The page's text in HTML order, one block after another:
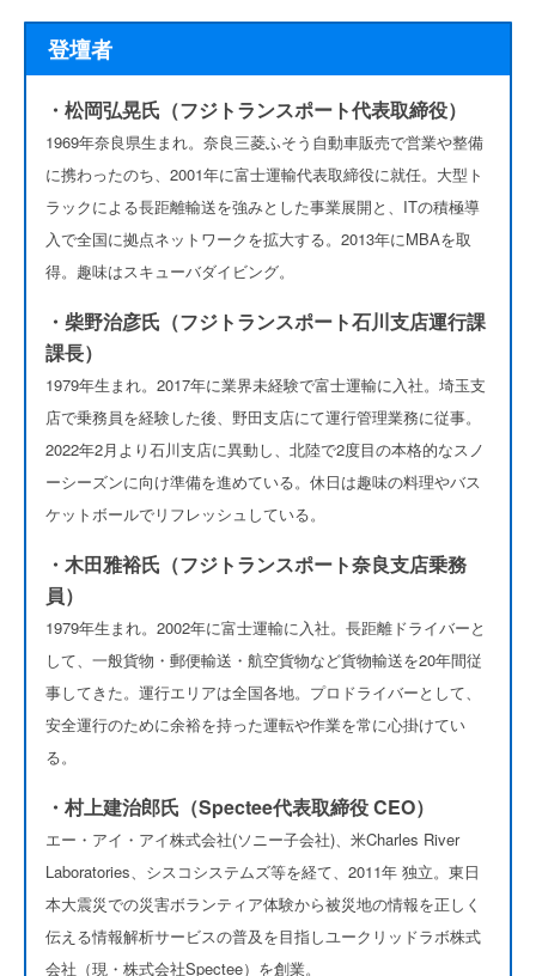
登壇者
・松岡弘晃氏（フジトランスポート代表取締役）
1969年奈良県生まれ。奈良三菱ふそう自動車販売で営業や整備
に携わったのち、2001年に富士運輸代表取締役に就任。大型ト
ラックによる長距離輸送を強みとした事業展開と、ITの積極導
入で全国に拠点ネットワークを拡大する。2013年にMBAを取
得。趣味はスキューバダイビング。
・柴野治彦氏（フジトランスポート石川支店運行課
課長）
1979年生まれ。2017年に業界未経験で富士運輸に入社。埼玉支
店で乗務員を経験した後、野田支店にて運行管理業務に従事。
2022年2月より石川支店に異動し、北陸で2度目の本格的なスノ
ーシーズンに向け準備を進めている。休日は趣味の料理やバス
ケットボールでリフレッシュしている。
・木田雅裕氏（フジトランスポート奈良支店乗務
員）
1979年生まれ。2002年に富士運輸に入社。長距離ドライバーと
して、一般貨物・郵便輸送・航空貨物など貨物輸送を20年間従
事してきた。運行エリアは全国各地。プロドライバーとして、
安全運行のために余裕を持った運転や作業を常に心掛けてい
る。
・村上建治郎氏（Spectee代表取締役 CEO）
エー・アイ・アイ株式会社(ソニー子会社)、米Charles River
Laboratories、シスコシステムズ等を経て、2011年 独立。東日
本大震災での災害ボランティア体験から被災地の情報を正しく
伝える情報解析サービスの普及を目指しユークリッドラボ株式
会社（現・株式会社Spectee）を創業。